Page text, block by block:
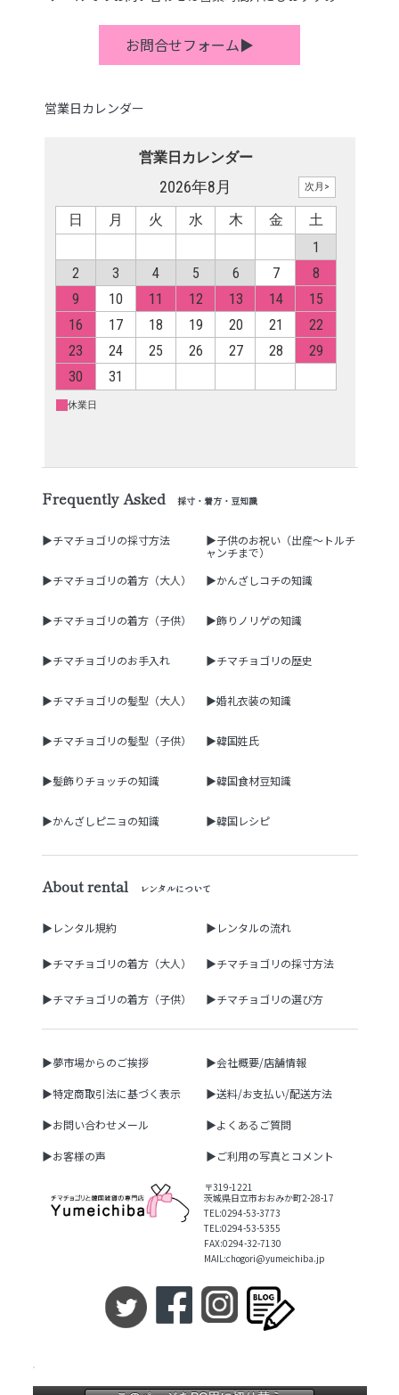
お問合せフォーム▶
営業日カレンダー
Frequently Asked 採寸・着方・豆知識
▶チマチョゴリの採寸方法
▶子供のお祝い（出産～トルチ
ャンチまで）
▶チマチョゴリの着方（大人）
▶かんざしコチの知識
▶チマチョゴリの着方（子供） ▶飾りノリゲの知識
▶チマチョゴリのお手入れ ▶チマチョゴリの歴史
▶チマチョゴリの髪型（大人） ▶婚礼衣装の知識
▶チマチョゴリの髪型（子供） ▶韓国姓氏
▶髪飾りチョッチの知識 ▶韓国食材豆知識
▶かんざしピニョの知識 ▶韓国レシピ
About rental レンタルについて
▶レンタル規約 ▶レンタルの流れ
▶チマチョゴリの着方（大人） ▶チマチョゴリの採寸方法
▶チマチョゴリの着方（子供） ▶チマチョゴリの選び方
▶夢市場からのご挨拶 ▶会社概要/店舗情報
▶特定商取引法に基づく表示 ▶送料/お支払い/配送方法
▶お問い合わせメール ▶よくあるご質問
▶お客様の声 ▶ご利用の写真とコメント
〒319-1221
茨城県日立市おおみか町2-28-17
TEL:0294-53-3773
TEL:0294-53-5355
FAX:0294-32-7130
MAIL:chogori@yumeichiba.jp